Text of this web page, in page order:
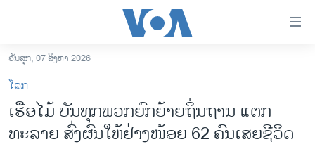
ເຂົ້າ
ຫາ
ຂ້າມ
ຂ້າມ
ຂ້າມ
ລາວ
ວັນສຸກ, 07 ສິງຫາ 2026
ໂລກ
ເຮືອໄມ້ ບັນທຸກພວກຍົກຍ້າຍຖິ່ນຖານ ແຕກ
ທະລາຍ ສົ່ງຜົນໃຫ້ຢ່າງໜ້ອຍ 62 ຄົນເສຍຊີວິດ